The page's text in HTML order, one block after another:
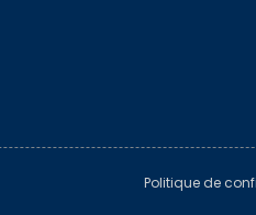
Politique de